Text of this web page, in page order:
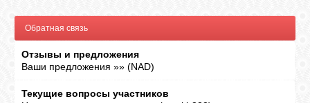
Обратная связь
Отзывы и предложения
Ваши предложения »» (NAD)
Текущие вопросы участников